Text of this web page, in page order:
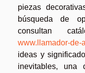
piezas
búsqueda de
consultan
www.llamador-de-
ideas y
inevitables, una